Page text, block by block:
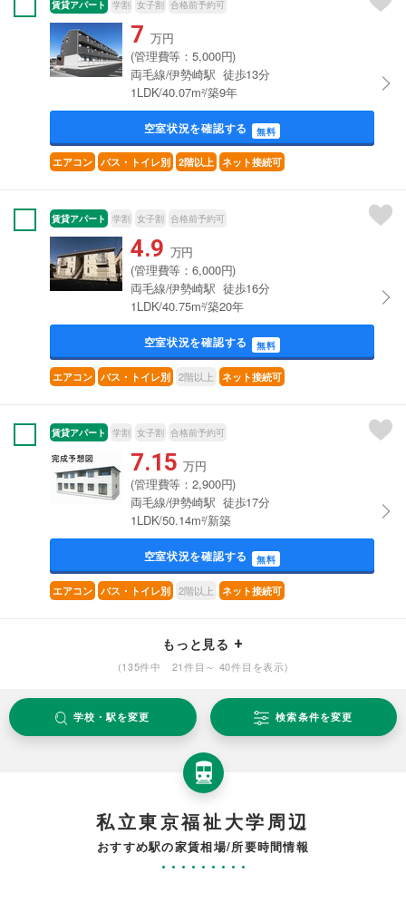
賃貸アパート 学割 女子割 合格前予約可
7 万円
(管理費等：5,000円)
両毛線/伊勢崎駅 徒歩13分
1LDK/40.07m²/築9年
空室状況を確認する 無料
エアコン バス・トイレ別 2階以上 ネット接続可
賃貸アパート 学割 女子割 合格前予約可
4.9 万円
(管理費等：6,000円)
両毛線/伊勢崎駅 徒歩16分
1LDK/40.75m²/築20年
空室状況を確認する 無料
エアコン バス・トイレ別 2階以上 ネット接続可
賃貸アパート 学割 女子割 合格前予約可
7.15 万円
(管理費等：2,900円)
両毛線/伊勢崎駅 徒歩17分
1LDK/50.14m²/新築
空室状況を確認する 無料
エアコン バス・トイレ別 2階以上 ネット接続可
もっと見る
(135件中 21件目～ 40件目を表示)
学校・駅を変更 検索条件を変更
私立東京福祉大学周辺
おすすめ駅の家賃相場/所要時間情報